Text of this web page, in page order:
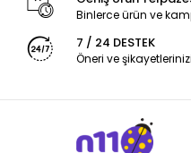
Binlerce ürün ve
7 / 24 DESTEK
Öneri ve